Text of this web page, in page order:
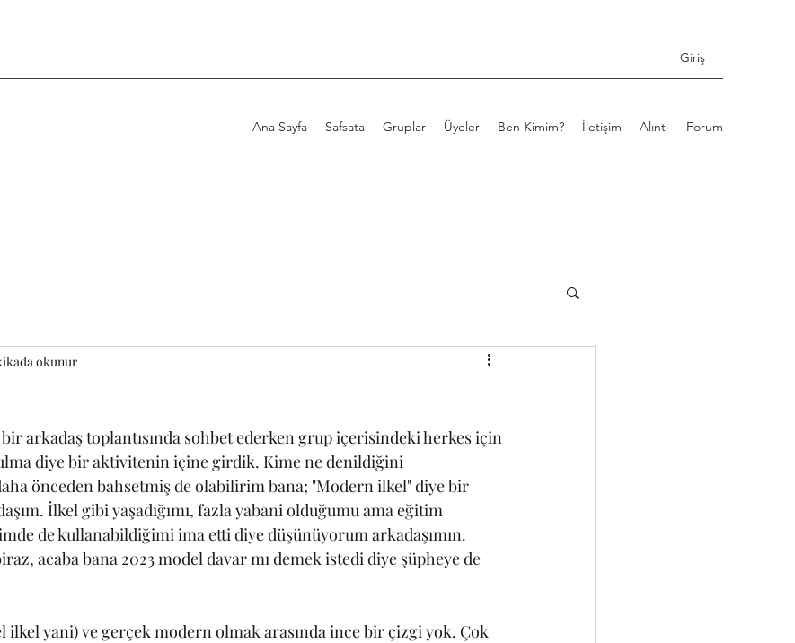
Giriş
Ana Sayfa Safsata Gruplar Üyeler Ben Kimim? İletişim Alıntı Forum
okunur
arkadaş toplantısında sohbet ederken grup içerisindeki herkes için
diye bir aktivitenin içine girdik. Kime ne denildiğini
önceden bahsetmiş de olabilirim bana; "Modern ilkel" diye bir
İlkel gibi yaşadığımı, fazla yabani olduğumu ama eğitim
de kullanabildiğimi ima etti diye düşünüyorum arkadaşımın.
acaba bana 2023 model davar mı demek istedi diye şüpheye de
ilkel yani) ve gerçek modern olmak arasında ince bir çizgi yok. Çok